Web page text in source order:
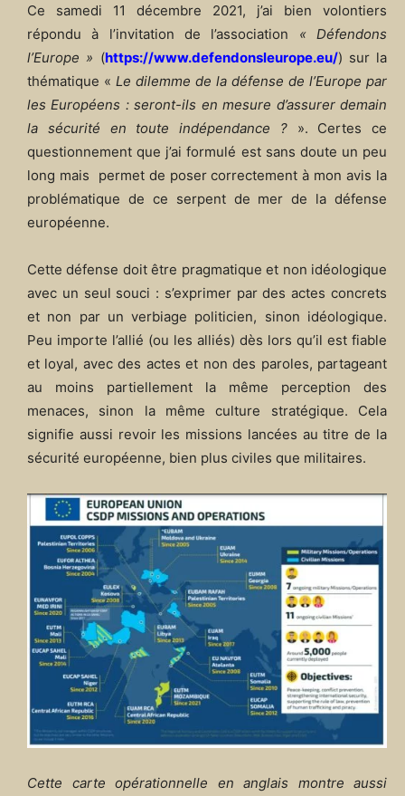
Ce samedi 11 décembre 2021, j’ai bien volontiers
répondu à l’invitation de l’association « Défendons
l’Europe » (https://www.defendonsleurope.eu/) sur la
thématique « Le dilemme de la défense de l’Europe par
les Européens : seront-ils en mesure d’assurer demain
la sécurité en toute indépendance ?». Certes ce
questionnement que j’ai formulé est sans doute un peu
long mais permet de poser correctement à mon avis la
problématique de ce serpent de mer de la défense
européenne.
Cette défense doit être pragmatique et non idéologique
avec un seul souci : s’exprimer par des actes concrets
et non par un verbiage politicien, sinon idéologique.
Peu importe l’allié (ou les alliés) dès lors qu’il est fiable
et loyal, avec des actes et non des paroles, partageant
au moins partiellement la même perception des
menaces, sinon la même culture stratégique. Cela
signifie aussi revoir les missions lancées au titre de la
sécurité européenne, bien plus civiles que militaires.
Cette carte opérationnelle en anglais montre aussi